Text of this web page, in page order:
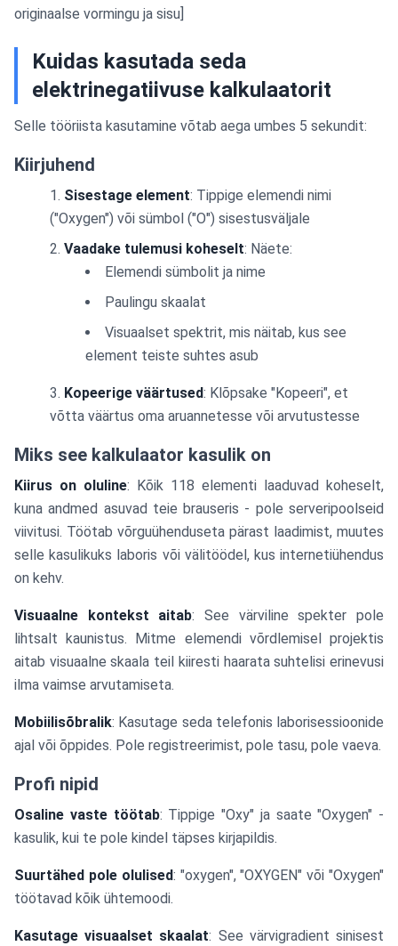
originaalse vormingu ja sisu]
Kuidas kasutada seda
elektrinegatiivuse kalkulaatorit
Selle tööriista kasutamine võtab aega umbes 5 sekundit:
Kiirjuhend
Sisestage element: Tippige elemendi nimi
("Oxygen") või sümbol ("O") sisestusväljale
Vaadake tulemusi koheselt: Näete:
Elemendi sümbolit ja nime
Paulingu skaalat
Visuaalset spektrit, mis näitab, kus see
element teiste suhtes asub
Kopeerige väärtused: Klõpsake "Kopeeri", et
võtta väärtus oma aruannetesse või arvutustesse
Miks see kalkulaator kasulik on
Kiirus on oluline: Kõik 118 elementi laaduvad koheselt,
kuna andmed asuvad teie brauseris - pole serveripoolseid
viivitusi. Töötab võrguühenduseta pärast laadimist, muutes
selle kasulikuks laboris või välitöödel, kus internetiühendus
on kehv.
Visuaalne kontekst aitab: See värviline spekter pole
lihtsalt kaunistus. Mitme elemendi võrdlemisel projektis
aitab visuaalne skaala teil kiiresti haarata suhtelisi erinevusi
ilma vaimse arvutamiseta.
Mobiilisõbralik: Kasutage seda telefonis laborisessioonide
ajal või õppides. Pole registreerimist, pole tasu, pole vaeva.
Profi nipid
Osaline vaste töötab: Tippige "Oxy" ja saate "Oxygen" -
kasulik, kui te pole kindel täpses kirjapildis.
Suurtähed pole olulised: "oxygen", "OXYGEN" või "Oxygen"
töötavad kõik ühtemoodi.
Kasutage visuaalset skaalat: See värvigradient sinisest